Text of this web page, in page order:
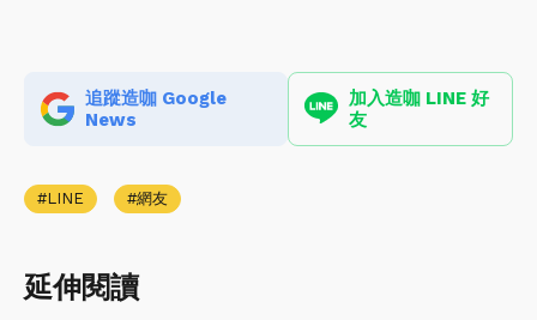
追蹤造咖 Google
News
加入造咖 LINE 好
友
LINE 網友
延伸閱讀